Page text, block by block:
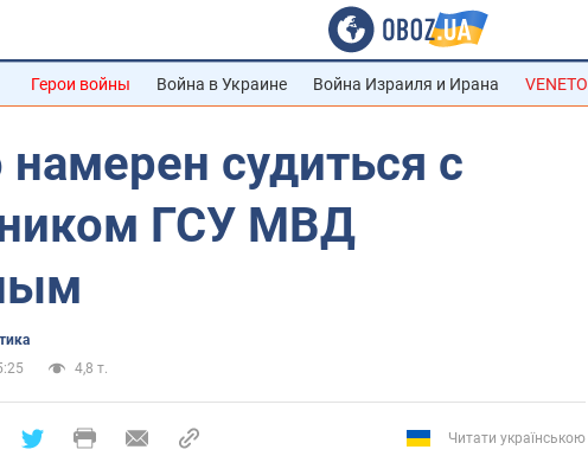
Герои войны Война в Украине Война Израиля и Ирана VENETO
судиться с
ГСУ МВД
4,8 т.
Читати українською